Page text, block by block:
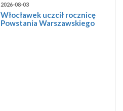
2026-08-03
Włocławek uczcił rocznicę
Powstania Warszawskiego